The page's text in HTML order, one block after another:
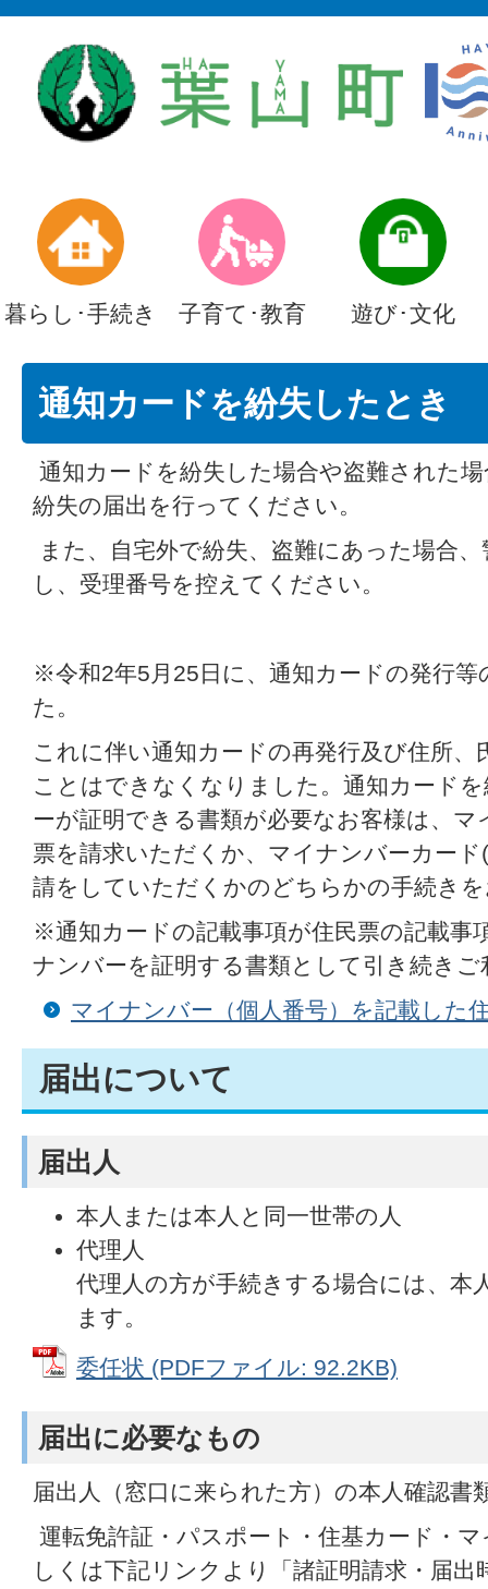
暮らし･手続き 子育て･教育 遊び･文化
通知カードを紛失したとき
通知カードを紛失した場合や盗難された
紛失の届出を行ってください。
また、自宅外で紛失、盗難にあった場合
し、受理番号を控えてください。
※令和2年5月25日に、通知カードの発行
た。
これに伴い通知カードの再発行及び住所、
ことはできなくなりました。通知カード
ーが証明できる書類が必要なお客様は、
票を請求いただくか、マイナンバーカー
請をしていただくかのどちらかの手続き
※通知カードの記載事項が住民票の記載事
ナンバーを証明する書類として引き続き
マイナンバー（個人番号）を記載した
届出について
届出人
本人または本人と同一世帯の人
代理人
代理人の方が手続きする場合には、本
ます。
委任状 (PDFファイル: 92.2KB)
届出に必要なもの
届出人（窓口に来られた方）の本人確認書
運転免許証・パスポート・住基カード・
しくは下記リンクより「諸証明請求・届出